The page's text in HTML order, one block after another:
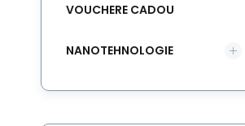
VOUCHERE CADOU
NANOTEHNOLOGIE